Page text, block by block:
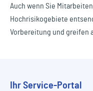
Auch wenn Sie
Hochrisikogebiete
Vorbereitung und greifen
Ihr Service-Portal